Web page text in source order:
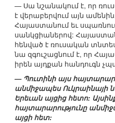
— Սա նշանակում է, որ
է վերաբերվում այն
Հայաստանում եւ
սանկցիաներով:
հենված է ռուսական
նա զգուշացնում է, որ
իրեն այդքան հանդուգն
— Պուտինի այս
անմիջապես Ուկրաինայի
Երեւան այցից հետո:
հայտարարությունը
այցի հետ: